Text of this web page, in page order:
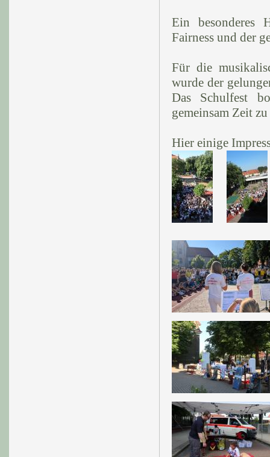
Ein besonderes
Fairness und der
Für die
wurde der
Das Schulfest
gemeinsam Zeit
Hier einige